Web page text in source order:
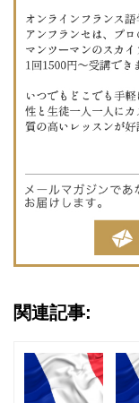
関連記事: